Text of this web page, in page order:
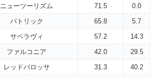
ニューツーリズム 71.5
0.0
パトリック 65.8
5.7
サペラヴィ 57.2
14.3
ファルコニア 42.0
29.5
レッドバロッサ 31.3
40.2